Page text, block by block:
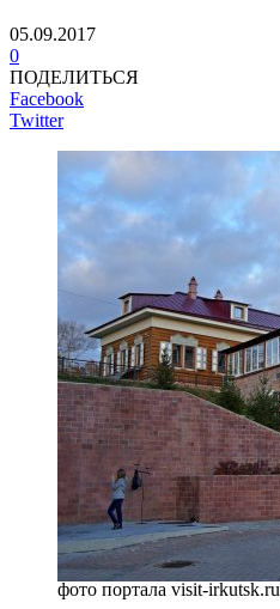
05.09.2017
0
ПОДЕЛИТЬСЯ
Facebook
Twitter
фото портала visit-irkutsk.ru